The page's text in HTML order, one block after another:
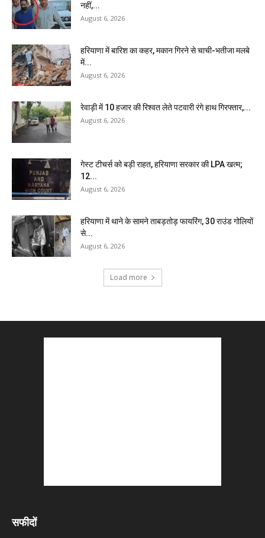
नहीं,...
August 6, 2026
हरियाणा में बारिश का कहर, मकान गिरने से चाची-भतीजा मलबे
में...
August 6, 2026
रेवाड़ी में 10 हजार की रिश्वत लेते पटवारी रंगे हाथ गिरफ्तार,...
August 6, 2026
गेस्ट टीचर्स को बड़ी राहत, हरियाणा सरकार की LPA खत्म;
12...
August 6, 2026
हरियाणा में थाने के सामने ताबड़तोड़ फायरिंग, 30 राउंड गोलियों
से...
August 6, 2026
Load more
सफीदों